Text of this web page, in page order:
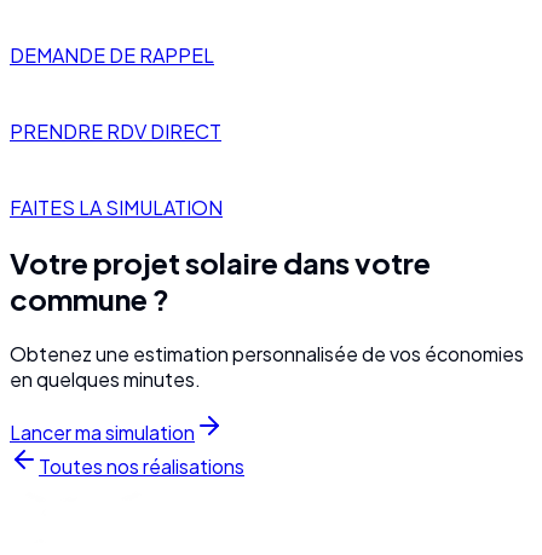
DEMANDE DE RAPPEL
PRENDRE RDV DIRECT
FAITES LA SIMULATION
Votre projet solaire dans votre
commune ?
Obtenez une estimation personnalisée de vos économies
en quelques minutes.
Lancer ma simulation
Toutes nos réalisations